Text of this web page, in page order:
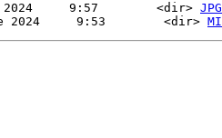
2024     9:57        <dir> JPG
2024     9:53        <dir>